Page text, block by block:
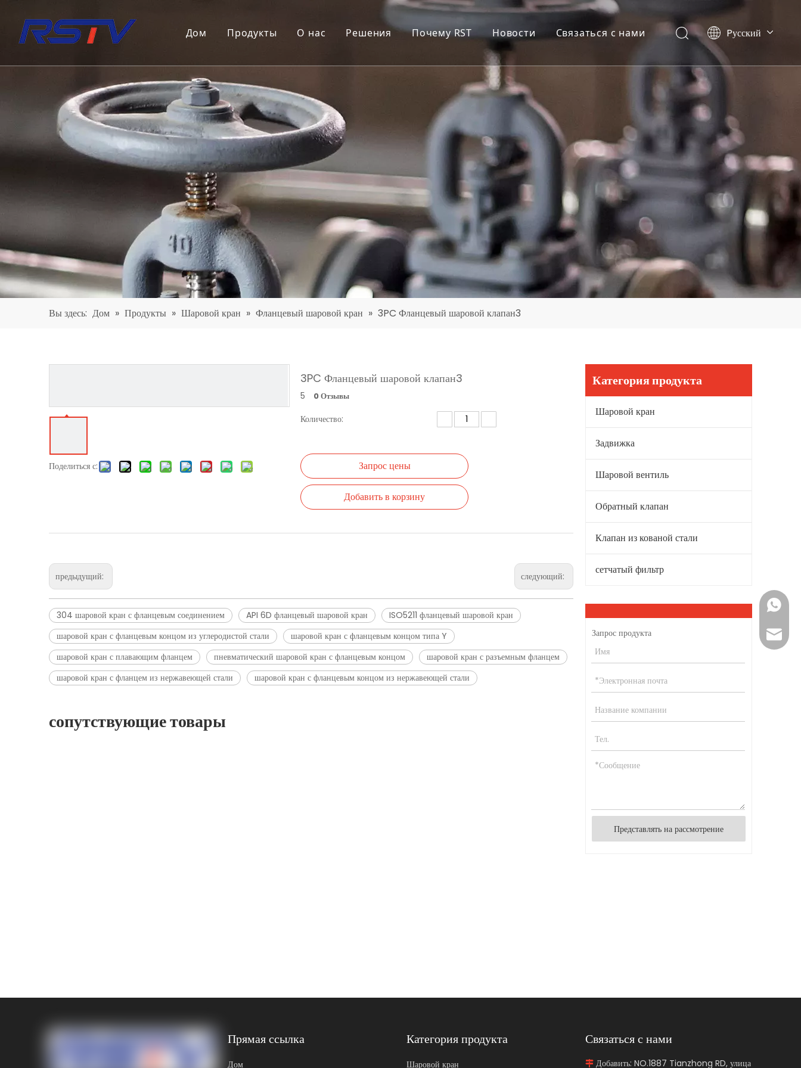
Дом Продукты О нас Решения Почему RST Новости Связаться с нами Pусский
Ελληνικά
Português
English
Вы здесь: Дом » Продукты » Шаровой кран » Фланцевый шаровой кран » 3PC Фланцевый шаровой клапан3
Поделиться с:
3PC Фланцевый шаровой клапан3
5 0 Отзывы
Количество:
Запрос цены
Добавить в корзину
предыдущий: следующий:
304 шаровой кран с фланцевым соединением API 6D фланцевый шаровой кран
ISO5211 фланцевый шаровой кран
шаровой кран с фланцевым концом из углеродистой стали
шаровой кран с фланцевым концом типа Y
шаровой кран с плавающим фланцем
пневматический шаровой кран с фланцевым концом
шаровой кран с разъемным фланцем
шаровой кран с фланцем из нержавеющей стали
шаровой кран с фланцевым концом из нержавеющей стали
сопутствующие товары
Категория продукта
Шаровой кран
Задвижка
Шаровой вентиль
Обратный клапан
Клапан из кованой стали
сетчатый фильтр
Запрос продукта
Представлять на рассмотрение
+86-
Прямая ссылка
Дом
Категория продукта
Шаровой кран
Связаться с нами
 Добавить: NO.1887 Tianzhong RD, улица